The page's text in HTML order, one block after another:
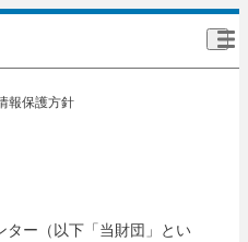
報保護方針
ター（以下「当財団」とい